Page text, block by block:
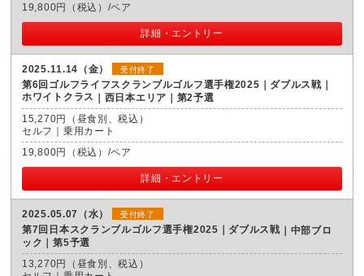
19,800円（税込）/ペア
詳細・エントリー
2025.11.14（金） 受付終了
第6回ゴルフライフスクランブルゴルフ選手権2025｜ダブルス戦｜
ホワイトクラス
西日本エリア｜第2予選
15,270円（昼食別、税込）
セルフ｜乗用カート
19,800円（税込）/ペア
詳細・エントリー
2025.05.07（水） 受付終了
第7回日本スクランブルゴルフ選手権2025｜ダブルス戦
中部ブロ
ック｜第5予選
13,270円（昼食別、税込）